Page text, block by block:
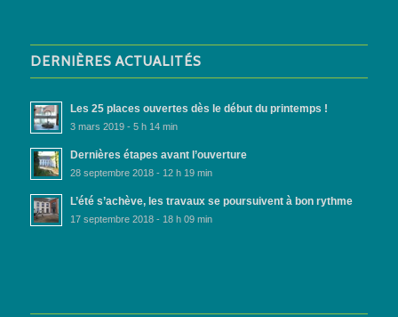
DERNIÈRES ACTUALITÉS
Les 25 places ouvertes dès le début du printemps !
3 mars 2019 - 5 h 14 min
Dernières étapes avant l’ouverture
28 septembre 2018 - 12 h 19 min
L’été s’achève, les travaux se poursuivent à bon rythme
17 septembre 2018 - 18 h 09 min